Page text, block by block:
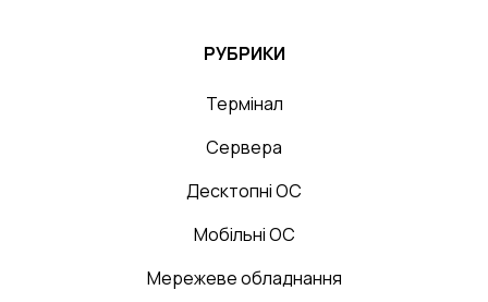
РУБРИКИ
Термінал
Сервера
Десктопні ОС
Мобільні ОС
Мережеве обладнання